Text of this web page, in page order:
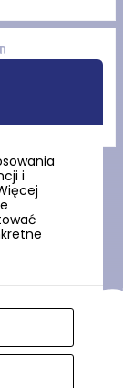
i